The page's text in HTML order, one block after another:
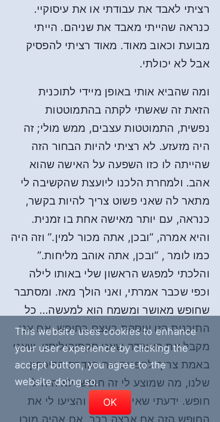
רציתי לאבד את עבודתי או את עיסוקיי.
כנראה שהייתי מאבד את שניהם. הייתי
מבועת וכאוב מאוד. מאוד רציתי להפסיק
אבל לא יכולתי.
ומה שהביא אותי באופן מיידי לתוכנית
הזאת זה שאשתי לקתה בהתמוטטות
נפשית, התמוטטות עצבים, ממש מולי; זה
היה מזעזע. לא רציתי להיות הבחור הזה
שהייתה לו כזו השפעה על האישה שהוא
אהב. ולמחרת הלכנו ליועצת שהקשיבה לי
מתאר לה שאני פשוט צריך להיות בקשר,
כנראה, עם יותר מאישה אחת בו זמנית.
והיא אמרה, “ובכן, אתה מכור למין.” וזה היה
כמו לומר , “ובכן, אתה אוהב מליחות.”
והלכתי למפגש הראשון שלי באותו לילה
וכפי שכבר אמרתי, ואני הולך מאז. ומסתבר
שחופש מאושר ומשמח הוא למעשה… כל
התוכנית הזו עוסקת בעצם בחופש. אם אני
מקבל את העובדה שאני סקסוהוליסט, שאני
באמת צריך להפנים את הגדרת הפיכחון
שלנו, מה שמוצע לי זה חופש. לא היה לי
חופש. ידעתי שאין לי חופש והציעו לי את
החופש הזה אם ארצה בכך, אם אהיה מוכן
This website uses cookies to enhance
your user experience by clicking the
accept button, you agree to the
website doing so.
OK